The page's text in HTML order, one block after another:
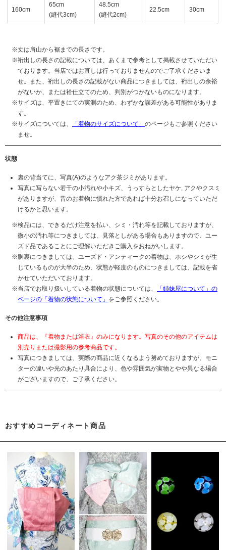
160cm
65cm
(縫代3cm)
48.5cm
(縫代2cm)
22.5cm 30cm
丈は肩山から裾までの長さです。
裄出しの長さの記載については、あくまで参考として掲載させていただい
ております。当店ではお直しは行っておりませんのでご了承くださいま
せ。また、裄出しの長さの記載がない商品につきましては、裄出しの余裕
がないか、または袷仕立てのため、判別がつかないものになります。
サイズは、平置きにての実測のため、わずかな誤差がある可能性がありま
す。
サイズについては、
「着物のサイズについて」 のページもご参照ください
ませ。
状態
裏の背当てに、写真(A)のようなアク茶ジミがあります。
写真に写らない若干の小汚れや小キズ、うっすらとしたヤケ, アクやクスミ
がありますが、昔のお着物に慣れた方であれば十分お召しになっていただ
けるかと思います。
検品には、できるだけ注意を払い、シミ・汚れ等を記載しておりますが、
微小の汚れ等につきましては、見落としがある場合もありますので、ユー
ズド品であることにご理解いただきご購入をおねがいします。
胴裏につきましては、ユーズド・アンティークの着物は、ホシやシミが生
じているものが大半のため、状態が軽度のものにつきましては、記載を省
かせていただいております。
当店でお取り扱いしている着物の状態については、
「姉妹屋について」の
ページの「着物の状態について」 をご参照ください。
その他注意事項
商品は、『着物または浴衣』のみになります。写真のその他のアイテムは
別売りまたは撮影用の参考商品です。
写真につきましては、実際の商品に近くなるよう努めておりますが、モニ
ターの違いや光のあたり具合により、色や雰囲気が実物とやや異なる場合
がございますので、ご了承ください。
おすすめコーディネート商品